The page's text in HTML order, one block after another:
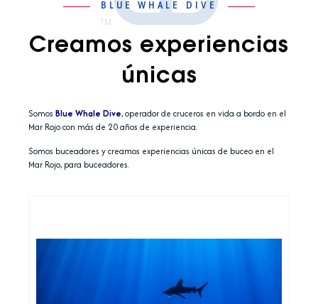
BLUE WHALE DIVE
Creamos experiencias
únicas
Somos Blue Whale Dive, operador de cruceros en vida a bordo en el
Mar Rojo con más de 20 años de experiencia.
Somos buceadores y creamos experiencias únicas de buceo en el
Mar Rojo, para buceadores.